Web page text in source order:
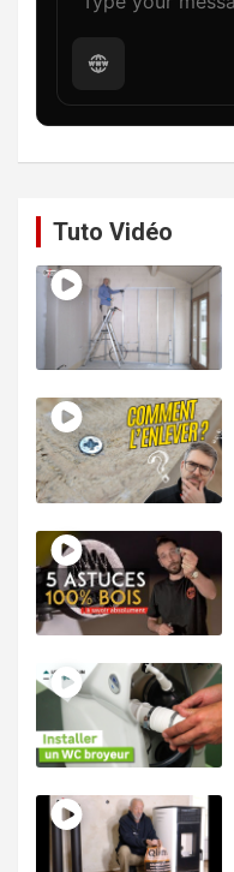
Tuto Vidéo